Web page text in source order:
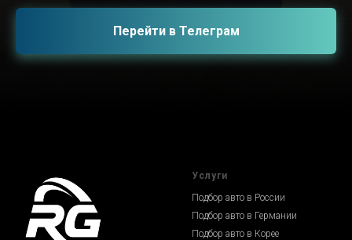
Перейти в Телеграм
Услуги
Подбор авто в России
Подбор авто в Германии
Подбор авто в Корее